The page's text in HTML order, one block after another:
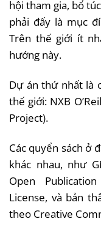
hội tham gia, bổ
phải đấy là mục
Trên thế giới ít
hướng này.
Dự án thứ nhất là
thế giới: NXB
Project).
Các quyển sách ở
khác nhau, như
Open
License, và bản
theo Creative